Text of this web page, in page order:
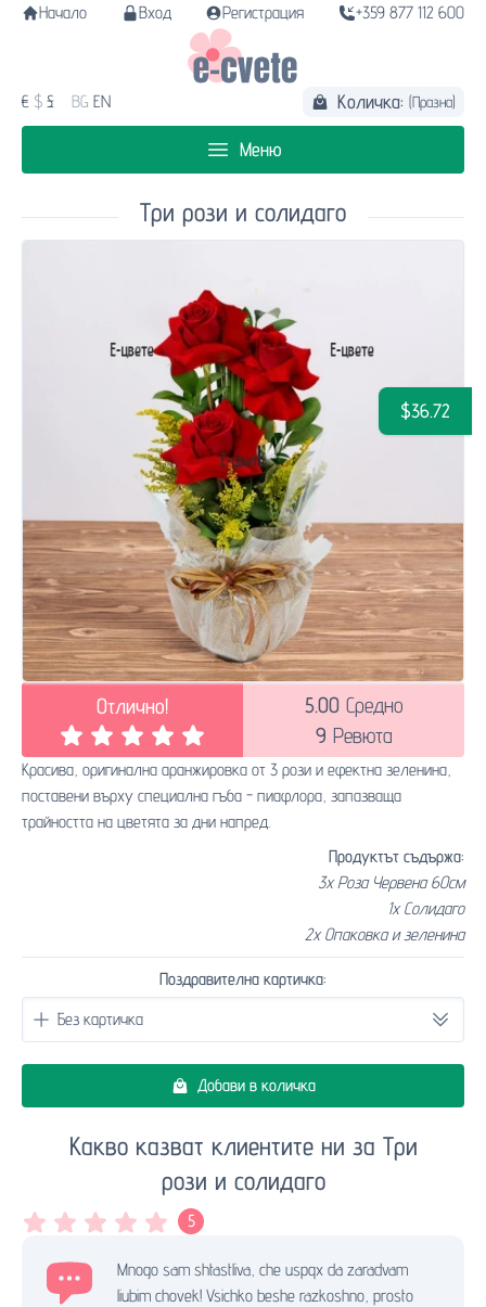
Начало Вход Регистрация +359 877 112 600
€ $ £ BG EN Количка: (Празна)
Меню
Три рози и солидаго
$36.72
Отлично! 5.00Средно
9 Ревюта
Красива, оригинална аранжировка от 3 рози и ефектна зеленина,
поставени върху специална гъба - пиафлора, запазваща
трайността на цветята за дни напред.
Продуктът съдържа:
3x Роза Червена 60см
1x Солидаго
2x Опаковка и зеленина
Поздравителна картичка:
Добави в количка
Какво казват клиентите ни за Три
рози и солидаго
5
Mnogo sam shtastliva, che uspqx da zaradvam
liubim chovek! Vsichko beshe razkoshno, prosto